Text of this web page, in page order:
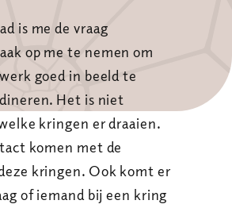
is me de vraag
op me te nemen om
goed in beeld te
Het is niet
kringen er draaien.
komen met de
kringen. Ook komt er
of iemand bij een kring